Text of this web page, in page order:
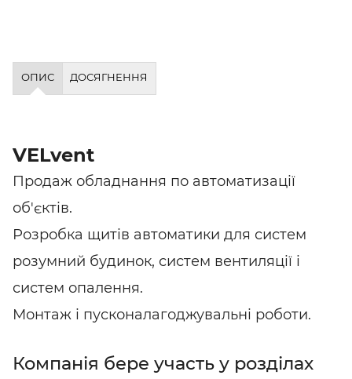
ОПИС ДОСЯГНЕННЯ
VELvent
Продаж обладнання по автоматизації
об'єктів.
Розробка щитів автоматики для систем
розумний будинок, систем вентиляції і
систем опалення.
Монтаж і пусконалагоджувальні роботи.
Компанія бере участь у розділах